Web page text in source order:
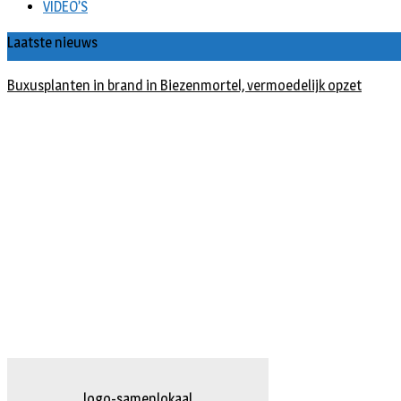
VIDEO’S
Laatste nieuws
Buxusplanten in brand in Biezenmortel, vermoedelijk opzet